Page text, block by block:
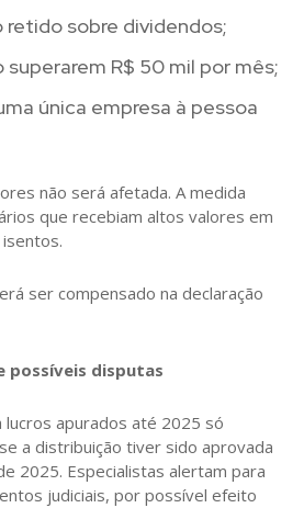
retido sobre dividendos;
superarem R$ 50 mil por mês;
única empresa à pessoa
não será afetada. A medida
que recebiam altos valores em
ser compensado na declaração
possíveis disputas
apurados até 2025 só
a distribuição tiver sido aprovada
2025. Especialistas alertam para
judiciais, por possível efeito